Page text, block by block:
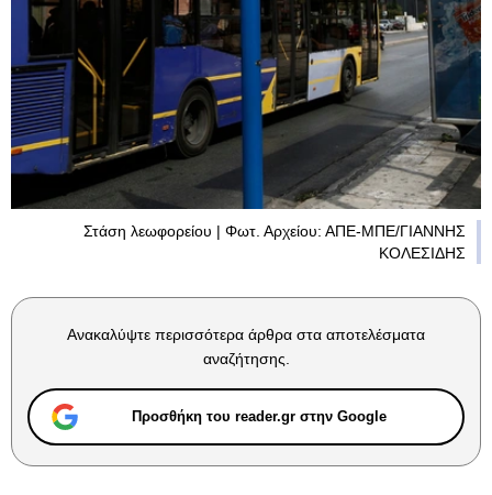
Στάση λεωφορείου | Φωτ. Αρχείου: ΑΠΕ-ΜΠΕ/ΓΙΑΝΝΗΣ
ΚΟΛΕΣΙΔΗΣ
Ανακαλύψτε περισσότερα άρθρα στα αποτελέσματα
αναζήτησης.
Προσθήκη του reader.gr στην Google